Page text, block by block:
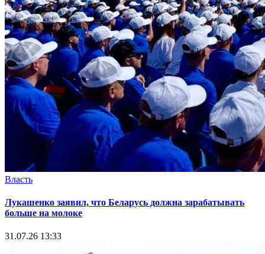
Власть
Лукашенко заявил, что Беларусь должна зарабатывать
больше на молоке
31.07.26 13:33